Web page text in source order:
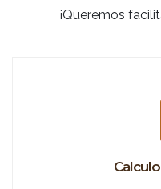
¡Queremos